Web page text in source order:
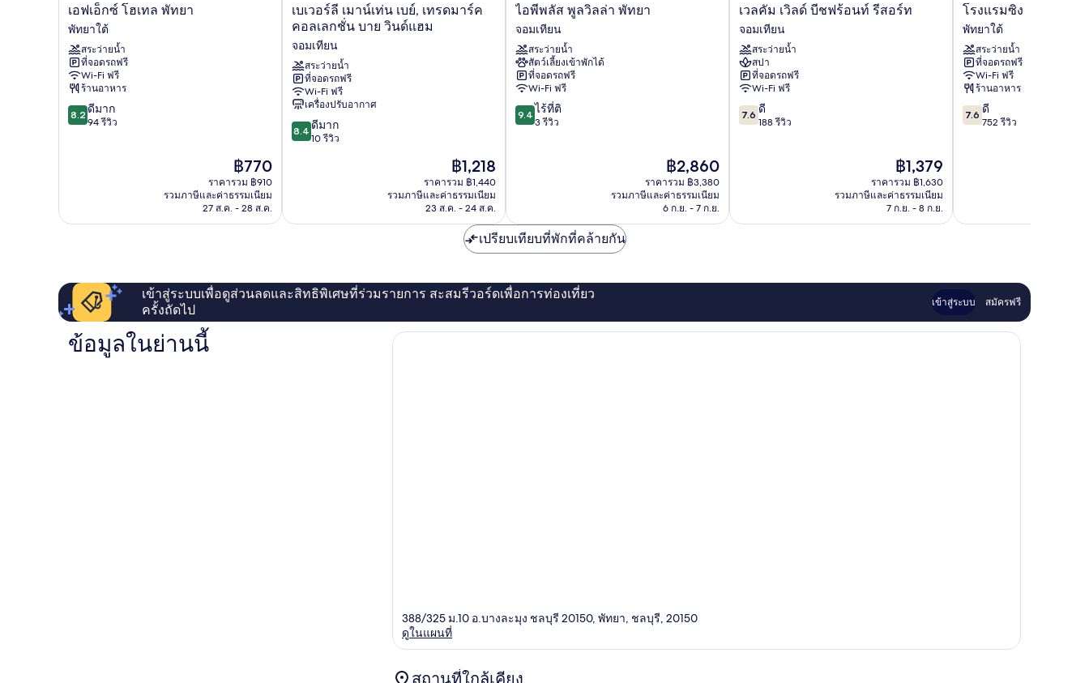
เอฟ
เอ็กซ์
โฮ
เทล
พัทยา
พัทยา
ใต้
เอฟเอ็กซ์ โฮเทล พัทยา
พัทยาใต้
สระว่ายน้ำ
ที่จอดรถฟรี
Wi-Fi ฟรี
ร้านอาหาร
8.2
จาก
8.2 ดีมาก
94 รีวิว
ราคา
ปัจจุบัน
คือ
฿770
฿770
ราคารวม ฿910
รวมภาษีและค่าธรรมเนียม
27 ส.ค. - 28 ส.ค.
เบ
เวอร์
เมา
น์
เท่น
เบย์,
เทรด
มาร์ค
คอล
แฮม
เบเวอร์ลี เมาน์เท่น เบย์, เทรดมาร์ค
คอลเลกชั่น บาย วินด์แฮม
จอมเทียน
สระว่ายน้ำ
ที่จอดรถฟรี
Wi-Fi ฟรี
เครื่องปรับอากาศ
8.4
จาก
8.4 ดีมาก
10 รีวิว
ราคา
ปัจจุบัน
คือ
฿1,218
฿1,218
ราคารวม ฿1,440
รวมภาษีและค่าธรรมเนียม
23 ส.ค. - 24 ส.ค.
ไอ
พลัส
พูล
วิลล่า
พัทยา
จอม
เทียน
ไอพีพลัส พูลวิลล่า พัทยา
จอมเทียน
สระว่ายน้ำ
สัตว์เลี้ยงเข้าพักได้
ที่จอดรถฟรี
Wi-Fi ฟรี
9.4
จาก
9.4 ไร้ที่ติ
3 รีวิว
ราคา
ปัจจุบัน
คือ
฿2,860
฿2,860
ราคารวม ฿3,380
รวมภาษีและค่าธรรมเนียม
6 ก.ย. - 7 ก.ย.
เวลคัม
บีช
ฟร้อนท์
รีสอร์ท
จอม
เทียน
เวลคัม เวิลด์ บีชฟร้อนท์ รีสอร์ท
จอมเทียน
สระว่ายน้ำ
สปา
ที่จอดรถฟรี
Wi-Fi ฟรี
7.6
จาก
7.6 ดี
188 รีวิว
ราคา
ปัจจุบัน
คือ
฿1,379
฿1,379
ราคารวม ฿1,630
รวมภาษีและค่าธรรมเนียม
7 ก.ย. - 8 ก.ย.
โรง
แรม
ซิง
พัทยา
ใต้
โรงแรมซิง
พัทยาใต้
สระว่ายน้ำ
ที่จอดรถฟรี
Wi-Fi ฟรี
ร้านอาหาร
7.6
จาก
7.6 ดี
752 รีวิว
เปรียบเทียบที่พักที่คล้ายกัน
เข้าสู่ระบบเพื่อดูส่วนลดและสิทธิพิเศษที่ร่วมรายการ สะสมรีวอร์ดเพื่อการท่องเที่ยว
ครั้งถัดไป
เข้าสู่ระบบ สมัครฟรี
ข้อมูลในย่านนี้
388/325 ม.10 อ.บางละมุง ชลบุรี 20150, พัทยา, ชลบุรี, 20150
ดูในแผนที่
สถานที่ใกล้เคียง